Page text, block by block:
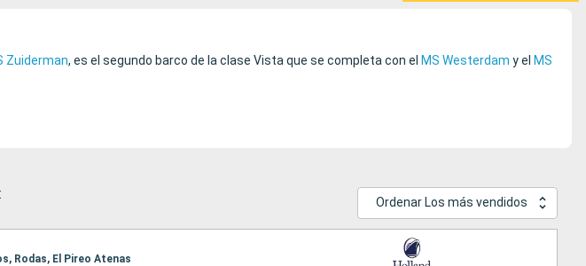
Zuiderman, es el segundo barco de la clase Vista que se completa con el MS Westerdam y el MS
Ordenar Los más vendidos
Rodas, El Pireo Atenas